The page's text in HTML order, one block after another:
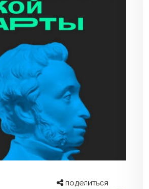
поделиться